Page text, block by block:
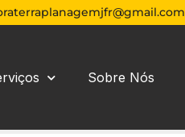
Sobre Nós